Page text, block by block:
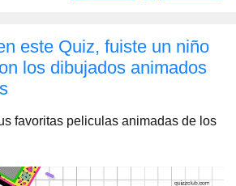
este Quiz, fuiste un niño
los dibujados animados
favoritas peliculas animadas de los